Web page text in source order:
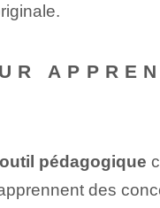
outil pédagogique
des